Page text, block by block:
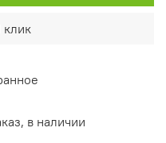
клик
в наличии